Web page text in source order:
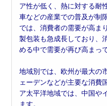
ア性が低く、熱に対する耐
車などの産業での普及が制
では、消費者の需要が高ま
製包装も急成長しており、
める中で需要が再び高まっ
地域別では、欧州が最大の
ェーデンなどが主要な消費
ア太平洋地域では、中国や
ます。